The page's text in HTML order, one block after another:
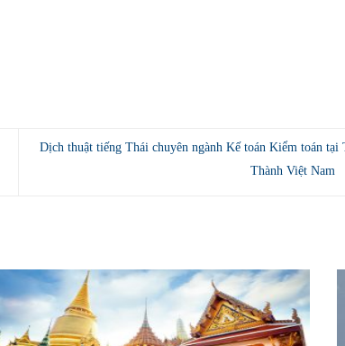
Dịch thuật tiếng Thái chuyên ngành Kế toán Kiểm toán tại
Thành Việt Nam